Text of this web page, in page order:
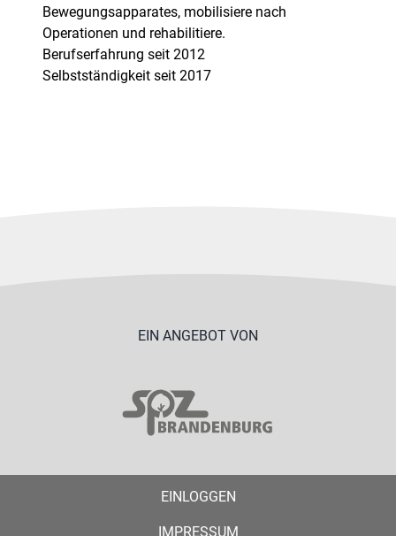
Bewegungsapparates, mobilisiere nach
Operationen und rehabilitiere.
Berufserfahrung seit 2012
Selbstständigkeit seit 2017
EIN ANGEBOT VON
EINLOGGEN
IMPRESSUM